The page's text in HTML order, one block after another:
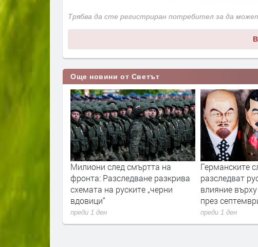
Трябва да сте регистриран потребител за да
Още новини от Светът
Милиони след смъртта на
фронта: Разследване разкрива
схемата на руските „черни
вдовици“
преди 1 ден
Германските
разследват
влияние
през
преди 1 ден